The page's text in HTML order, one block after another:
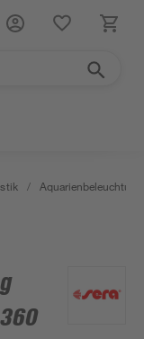
/ Aquarienbeleuchtung